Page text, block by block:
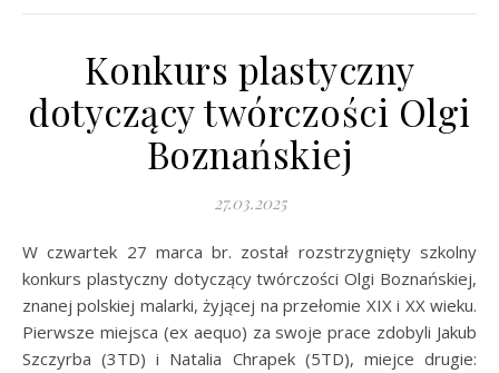
Konkurs plastyczny
dotyczący twórczości Olgi
Boznańskiej
27.03.2025
W czwartek 27 marca br. został rozstrzygnięty szkolny
konkurs plastyczny dotyczący twórczości Olgi Boznańskiej,
znanej polskiej malarki, żyjącej na przełomie XIX i XX wieku.
Pierwsze miejsca (ex aequo) za swoje prace zdobyli Jakub
Szczyrba (3TD) i Natalia Chrapek (5TD), miejce drugie: